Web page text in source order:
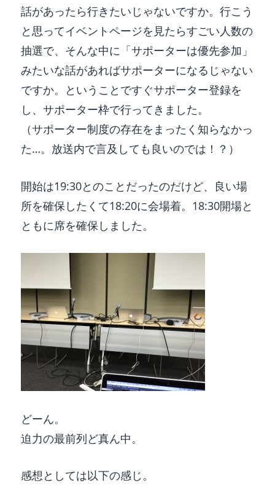
話があったら行きたいじゃないですか。行こう
と思ってイベントページを見たらすごい人数の
抽選で、そんな中に「サポーターは優先参加」
みたいな話があればサポーターになるじゃない
ですか。ということですぐサポーター登録を
し、サポーター枠で行ってきました。
（サポーター制度の存在をまったく知らなかっ
た…。放送内で言及しても良いのでは！？）
開始は19:30とのことだったのだけど、良い場
所を確保したくて18:20に会場着。18:30開場と
ともに席を確保しました。
どーん。
迫力の最前列ど真ん中。
感想としては以下の感じ。